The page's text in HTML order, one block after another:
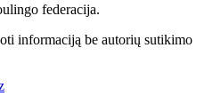
federacija.
informaciją be autorių sutikimo